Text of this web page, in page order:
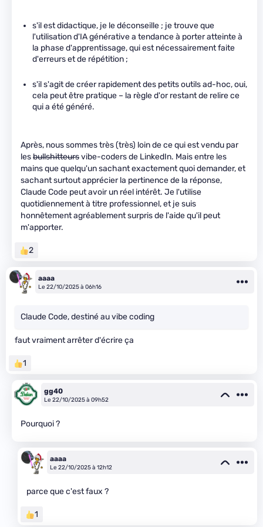
s'il est didactique, je le déconseille ; je trouve que
l'utilisation d'IA générative a tendance à porter atteinte à
la phase d'apprentissage, qui est nécessairement faite
d'erreurs et de répétition ;
s'il s'agit de créer rapidement des petits outils ad-hoc, oui,
cela peut être pratique – la règle d'or restant de relire ce
qui a été généré.
Après, nous sommes très (très) loin de ce qui est vendu par
lesbullshitteursvibe-coders de LinkedIn. Mais entre les
mains que quelqu'un sachant exactement quoi demander, et
sachant surtout apprécier la pertinence de la réponse,
Claude Code peut avoir un réel intérêt. Je l'utilise
quotidiennement à titre professionnel, et je suis
honnêtement agréablement surpris de l'aide qu'il peut
m'apporter.
2
aaaa
Le 22/10/2025 à 06h16
Claude Code, destiné au vibe coding
faut vraiment arrêter d'écrire ça
1
gg40
Le 22/10/2025 à 09h52
Pourquoi ?
aaaa
Le 22/10/2025 à 12h12
parce que c'est faux ?
1